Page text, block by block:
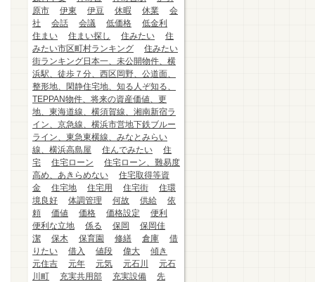
原市
伊東 伊豆 休暇 休業
会
社
会話 会議 低価格
低金利
住まい
住まい探し 住みたい
住
みたい市区町村ランキング
住みたい
街ランキング日本一、未公開物件、横
浜駅、徒歩７分、西区岡野、公道面、
整形地、閑静住宅地、知る人ぞ知る、
TEPPAN物件、将来の資産価値、更
地、東海道線、横須賀線、湘南新宿ラ
イン、京急線、横浜市営地下鉄ブルー
ライン、東急東横線、みなとみらい
線、横浜高島屋
住んでみたい
住
宅
住宅ローン
住宅ローン、難易度
高め、あきらめない
住宅取得等資
金
住宅地 住宅用 住宅街
住環
境良好
体調管理 何故 供給
依
頼
価値 価格 価格設定
便利
便利な立地
係る 保岡
保岡佳
潔
保木 保育園 修繕 倉庫
借
りたい
借入 値段 偉大
傾き
元住吉
元年 元気 元石川
元石
川町
充実共用部 充実設備
先